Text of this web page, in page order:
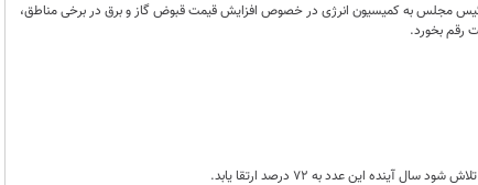
مجلس به کمیسیون انرژی در خصوص افزایش قیمت قبوض گاز و برق در برخی مناطق،
رقم بخورد.